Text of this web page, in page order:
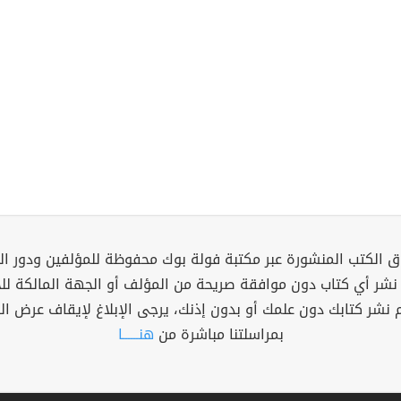
الكتب المنشورة عبر مكتبة فولة بوك محفوظة للمؤلفين ودور
نشر أي كتاب دون موافقة صريحة من المؤلف أو الجهة المالكة
نشر كتابك دون علمك أو بدون إذنك، يرجى الإبلاغ لإيقاف عرض
بمراسلتنا مباشرة من هنــــــا